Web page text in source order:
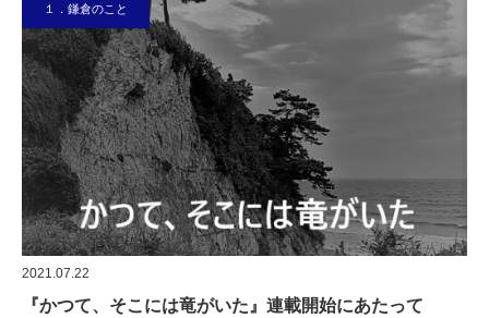
１．鎌倉のこと
2021.07.22
『かつて、そこには竜がいた』連載開始にあたって